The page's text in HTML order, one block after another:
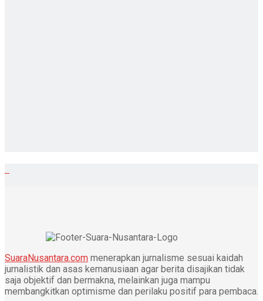
SuaraNusantara.com menerapkan jurnalisme sesuai kaidah
jurnalistik dan asas kemanusiaan agar berita disajikan tidak
saja objektif dan bermakna, melainkan juga mampu
membangkitkan optimisme dan perilaku positif para pembaca.